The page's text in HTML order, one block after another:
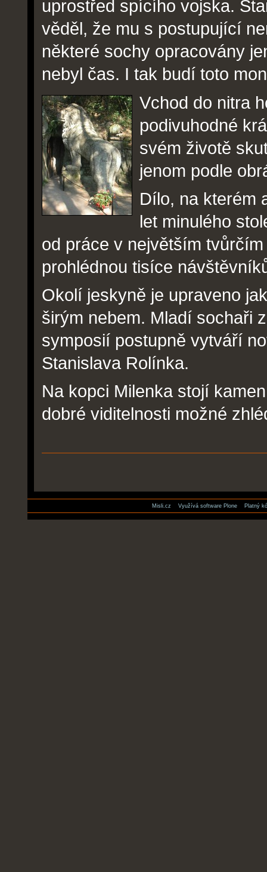
uprostřed spícího vojska.
věděl, že mu s postupující
některé sochy opracovány
nebyl čas. I tak budí toto
Vchod do nitra
podivuhodné
svém životě
jenom podle
Dílo, na kterém
let minulého
od práce v největším
prohlédnou tisíce
Okolí jeskyně je upraveno
širým nebem. Mladí sochaři
symposií postupně vytváří
Stanislava Rolínka.
Na kopci Milenka stojí
dobré viditelnosti možné
Misli.cz Využívá software Plone Platný